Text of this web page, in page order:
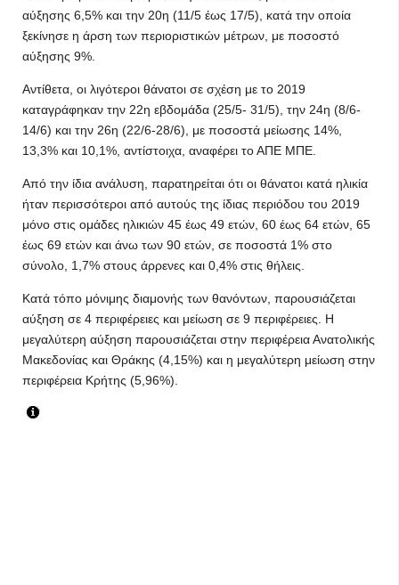
αύξησης 6,5% και την 20η (11/5 έως 17/5), κατά την οποία
ξεκίνησε η άρση των περιοριστικών μέτρων, με ποσοστό
αύξησης 9%.
Αντίθετα, οι λιγότεροι θάνατοι σε σχέση με το 2019
καταγράφηκαν την 22η εβδομάδα (25/5- 31/5), την 24η (8/6-
14/6) και την 26η (22/6-28/6), με ποσοστά μείωσης 14%,
13,3% και 10,1%, αντίστοιχα, αναφέρει το ΑΠΕ ΜΠΕ.
Από την ίδια ανάλυση, παρατηρείται ότι οι θάνατοι κατά ηλικία
ήταν περισσότεροι από αυτούς της ίδιας περιόδου του 2019
μόνο στις ομάδες ηλικιών 45 έως 49 ετών, 60 έως 64 ετών, 65
έως 69 ετών και άνω των 90 ετών, σε ποσοστά 1% στο
σύνολο, 1,7% στους άρρενες και 0,4% στις θήλεις.
Κατά τόπο μόνιμης διαμονής των θανόντων, παρουσιάζεται
αύξηση σε 4 περιφέρειες και μείωση σε 9 περιφέρειες. Η
μεγαλύτερη αύξηση παρουσιάζεται στην περιφέρεια Ανατολικής
Μακεδονίας και Θράκης (4,15%) και η μεγαλύτερη μείωση στην
περιφέρεια Κρήτης (5,96%).